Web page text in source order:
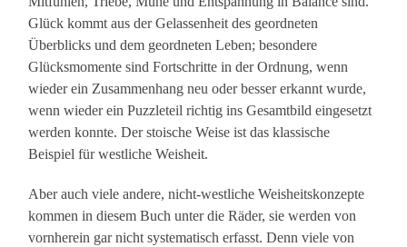
Glück kommt aus der Gelassenheit des geordneten
Überblicks und dem geordneten Leben; besondere
Glücksmomente sind Fortschritte in der Ordnung, wenn
wieder ein Zusammenhang neu oder besser erkannt wurde,
wenn wieder ein Puzzleteil richtig ins Gesamtbild eingesetzt
werden konnte. Der stoische Weise ist das klassische
Beispiel für westliche Weisheit.
Aber auch viele andere, nicht-westliche Weisheitskonzepte
kommen in diesem Buch unter die Räder, sie werden von
vornherein gar nicht systematisch erfasst. Denn viele von